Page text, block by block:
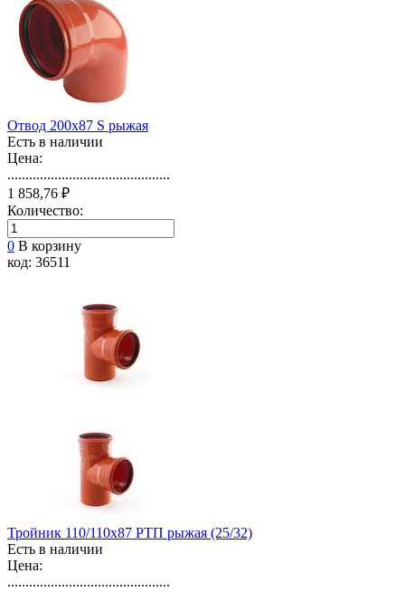
Отвод 200х87 S рыжая
Есть в наличии
Цена:
.............................................
1 858,76 ₽
Количество:
0 В корзину
код: 36511
Тройник 110/110х87 РТП рыжая (25/32)
Есть в наличии
Цена:
.............................................